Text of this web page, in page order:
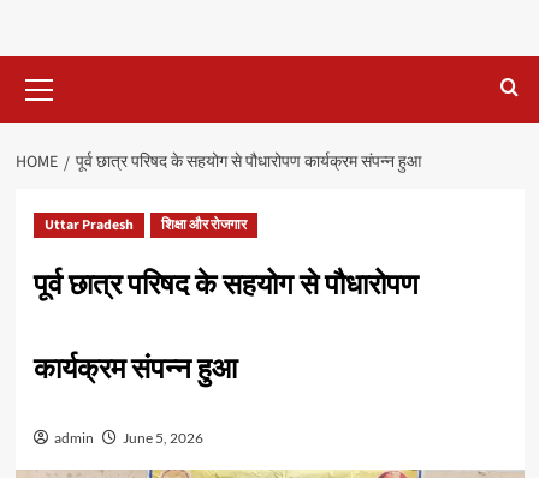
Menu
HOME पूर्व छात्र परिषद के सहयोग से पौधारोपण कार्यक्रम संपन्न हुआ
Uttar Pradesh शिक्षा और रोजगार
पूर्व छात्र परिषद के सहयोग से पौधारोपण
कार्यक्रम संपन्न हुआ
admin June 5, 2026